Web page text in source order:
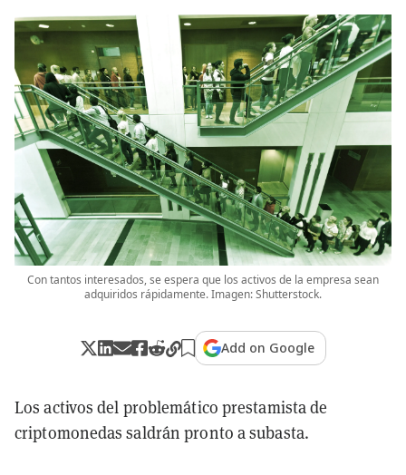
Con tantos interesados, se espera que los activos de la empresa sean
adquiridos rápidamente. Imagen: Shutterstock.
Add on Google
Los activos del problemático prestamista de
criptomonedas saldrán pronto a subasta.